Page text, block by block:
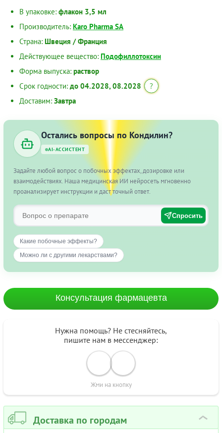
В упаковке: флакон 3,5 мл
Производитель: Karo Pharma SA
Страна: Швеция / Франция
Действующее вещество: Подофиллотоксин
Форма выпуска: раствор
Срок годности: до 04.2028, 08.2028
?
Доставим: Завтра
Остались вопросы по Кондилин?
AI-АССИСТЕНТ
Задайте любой вопрос о побочных эффектах, дозировке или
взаимодействиях. Наша медицинская ИИ нейросеть мгновенно
проанализирует инструкции и даст точный ответ.
Спросить
Какие побочные эффекты?
Можно ли с другими лекарствами?
Консультация фармацевта
Нужна помощь? Не стесняйтесь,
пишите нам в мессенджер:
Жми на кнопку
Доставка по городам ›